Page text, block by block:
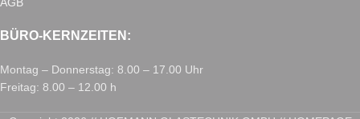
AGB
BÜRO-KERNZEITEN:
Montag – Donnerstag: 8.00 – 17.00 Uhr
Freitag: 8.00 – 12.00 h